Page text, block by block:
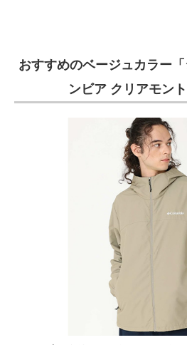
おすすめのベージュカラー
ンビア クリアモン